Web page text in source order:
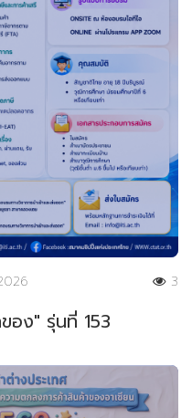
3
อง" รุ่นที่ 153